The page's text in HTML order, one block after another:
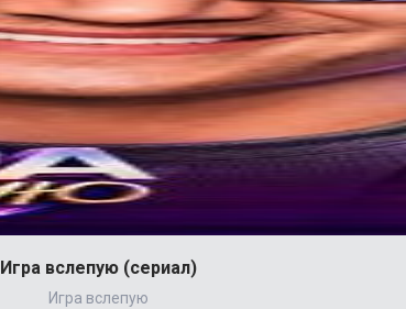
Игра вслепую (сериал)
Игра вслепую